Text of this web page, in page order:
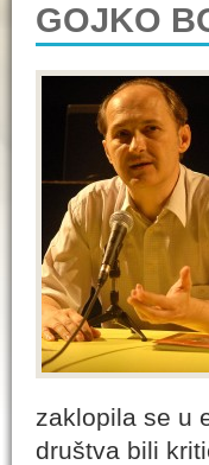
GOJKO
zaklopila se u
društva bili